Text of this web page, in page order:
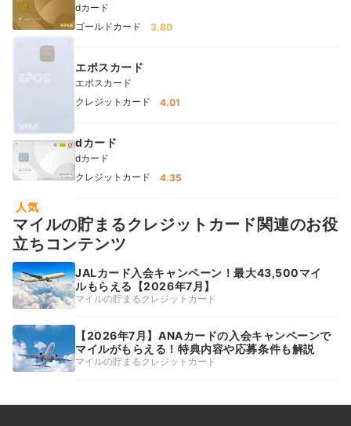
dカード
ゴールドカード
3.80
エポスカード
エポスカード
クレジットカード
4.01
dカード
dカード
クレジットカード
4.35
人気
マイルの貯まるクレジットカード関連のお役
立ちコンテンツ
JALカード入会キャンペーン！最大43,500マイ
ルもらえる【2026年7月】
マイルの貯まるクレジットカード
【2026年7月】ANAカードの入会キャンペーンで
マイルがもらえる！特典内容や応募条件も解説
マイルの貯まるクレジットカード